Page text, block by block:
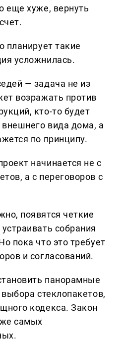
еще хуже, вернуть
планирует такие
усложнилась.
— задача не из
возражать против
кто-то будет
вида дома, а
по принципу.
начинается не с
а с переговоров с
появятся четкие
собрания
пока что это требует
и согласований.
панорамные
стеклопакетов,
кодекса. Закон
самых